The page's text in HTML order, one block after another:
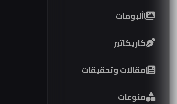
ألبومات
كاريكاتير
مقالات وتحقيقات
منوعات